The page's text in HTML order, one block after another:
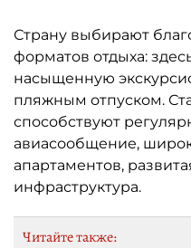
Страну выбирают
форматов отдыха:
насыщенную
пляжным отпуском.
способствуют
авиасообщение,
апартаментов,
инфраструктура.
Читайте также: